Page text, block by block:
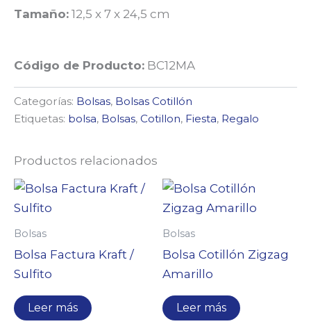
Tamaño: 12,5 x 7 x 24,5 cm
Código de Producto: BC12MA
Categorías: Bolsas, Bolsas Cotillón
Etiquetas: bolsa, Bolsas, Cotillon, Fiesta, Regalo
Productos relacionados
Bolsas
Bolsa Factura Kraft /
Sulfito
Leer más
Bolsas
Bolsa Cotillón Zigzag
Amarillo
Leer más